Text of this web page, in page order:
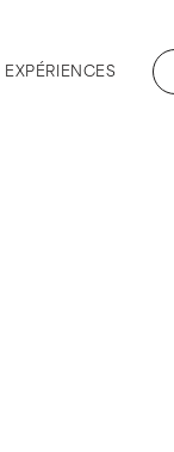
EXPÉRIENCES